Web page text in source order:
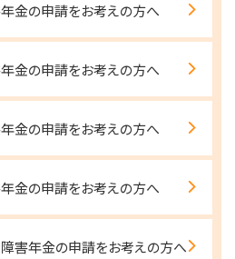
金の申請をお考えの方へ
金の申請をお考えの方へ
金の申請をお考えの方へ
金の申請をお考えの方へ
害年金の申請をお考えの方へ